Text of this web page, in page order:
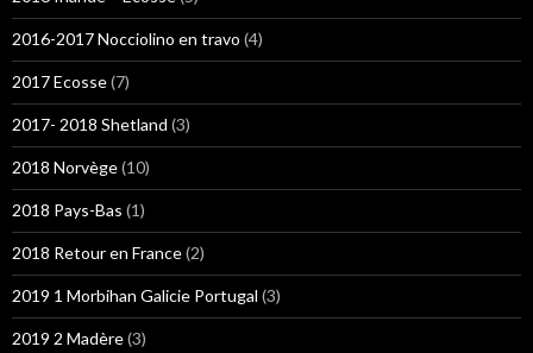
2016-2017 Nocciolino en travo (4)
2017 Ecosse(7)
2017- 2018 Shetland (3)
2018 Norvège(10)
2018 Pays-Bas (1)
2018 Retour en France(2)
2019 1 Morbihan Galicie Portugal (3)
2019 2 Madère(3)